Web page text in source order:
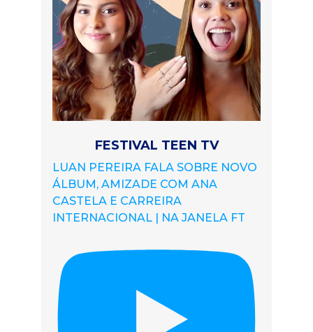
FESTIVAL TEEN TV
LUAN PEREIRA FALA SOBRE NOVO
ÁLBUM, AMIZADE COM ANA
CASTELA E CARREIRA
INTERNACIONAL | NA JANELA FT